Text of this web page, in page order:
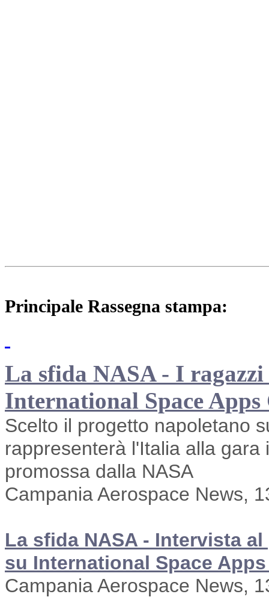
Principale Rassegna stampa:
La sfida NASA - I
International Space Apps
Scelto il progetto napoletano
rappresenterà l'Italia alla
promossa dalla NASA
Campania Aerospace News,
La sfida NASA - Intervista
su International Space
Campania Aerospace News,